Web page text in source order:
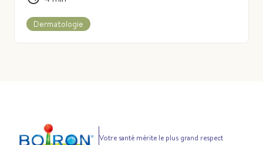
Dermatologie
Votre santé mérite le plus grand respect